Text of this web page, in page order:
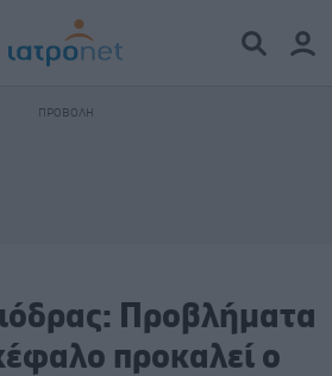
Προβλήματα
προκαλεί ο